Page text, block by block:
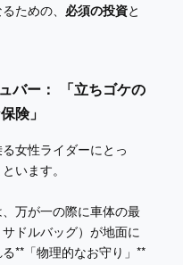
ための、 必須の投資と
バー： 「立ちゴケの
険」
女性ライダーにとっ
います。
万が一の際に車体の最
ドルバッグ）が地面に
**「物理的なお守り」**